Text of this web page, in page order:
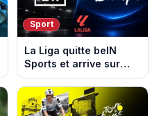
Sport
La Liga quitte beIN
Sports et arrive sur
DAZN et Disney+ en
France